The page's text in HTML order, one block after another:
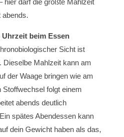
hier darf die größte Mahlzeit
abends.
beim Essen
Sicht ist
Dieselbe Mahlzeit kann am
der Waage bringen wie am
folgt einem
abends deutlich
spätes Abendessen kann
dein Gewicht haben als das,